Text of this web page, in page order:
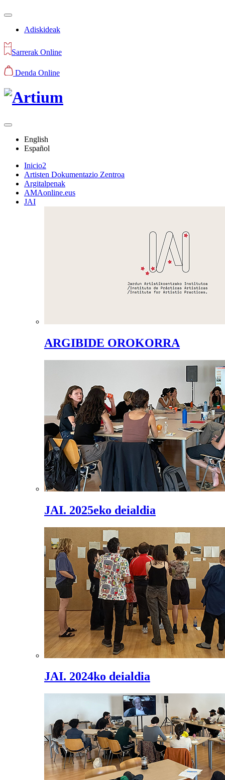
Adiskideak
Sarrerak Online
Denda Online
English
Español
Inicio2
Artisten Dokumentazio Zentroa
Argitalpenak
AMAonline.eus
JAI
ARGIBIDE OROKORRA
JAI. 2025eko deialdia
JAI. 2024ko deialdia